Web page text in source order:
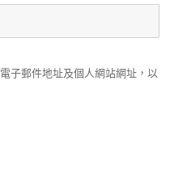
子郵件地址及個人網站網址，以